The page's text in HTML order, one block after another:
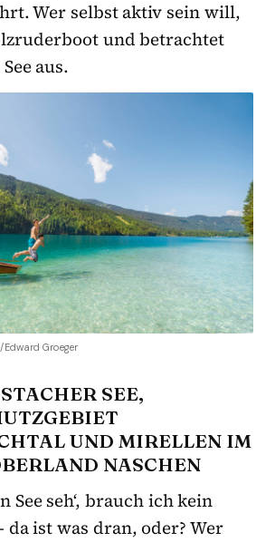
Wer selbst aktiv sein will,
und betrachtet
aus.
Groeger
SEE,
UND MIRELLEN IM
NASCHEN
See seh‘, brauch ich kein
da ist was dran, oder? Wer